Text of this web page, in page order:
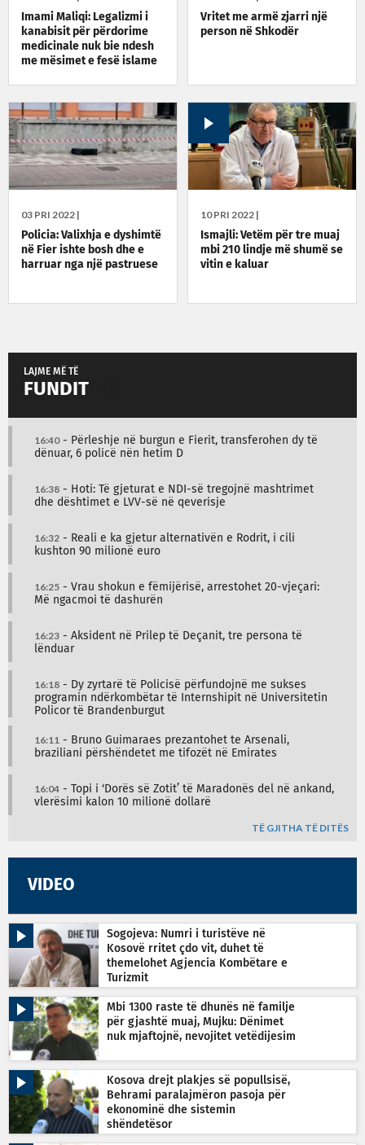
Vritet me armë zjarri një
person në Shkodër
Imami Maliqi: Legalizmi i
kanabisit për përdorime
medicinale nuk bie ndesh
me mësimet e fesë islame
10 PRI 2022 |
Ismajli: Vetëm për tre muaj
mbi 210 lindje më shumë se
vitin e kaluar
03 PRI 2022 |
Policia: Valixhja e dyshimtë
në Fier ishte bosh dhe e
harruar nga një pastruese
LAJME MË TË
FUNDIT
16:40- Përleshje në burgun e Fierit, transferohen dy të
dënuar, 6 policë nën hetim D
16:38 - Hoti: Të gjeturat e NDI-së tregojnë mashtrimet
dhe dështimet e LVV-së në qeverisje
16:32 - Reali e ka gjetur alternativën e Rodrit, i cili
kushton 90 milionë euro
16:25 - Vrau shokun e fëmijërisë, arrestohet 20-vjeçari:
Më ngacmoi të dashurën
16:23 - Aksident në Prilep të Deçanit, tre persona të
lënduar
16:18 - Dy zyrtarë të Policisë përfundojnë me sukses
programin ndërkombëtar të Internshipit në Universitetin
Policor të Brandenburgut
16:11 - Bruno Guimaraes prezantohet te Arsenali,
braziliani përshëndetet me tifozët në Emirates
16:04 - Topi i ‘Dorës së Zotit’ të Maradonës del në ankand,
vlerësimi kalon 10 milionë dollarë
TË GJITHA TË DITËS
VIDEO
Sogojeva: Numri i turistëve në
Kosovë rritet çdo vit, duhet të
themelohet Agjencia Kombëtare e
Turizmit
Mbi 1300 raste të dhunës në familje
për gjashtë muaj, Mujku: Dënimet
nuk mjaftojnë, nevojitet vetëdijesim
Kosova drejt plakjes së popullsisë,
Behrami paralajmëron pasoja për
ekonominë dhe sistemin
shëndetësor